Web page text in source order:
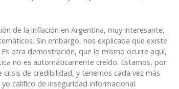
de la inflación en Argentina, muy interesante,
Sin embargo, nos explicaba que existe
otra demostración, que lo mismo ocurre aquí,
no es automáticamente creído. Estamos, por
de credibilidad, y tenemos cada vez más
califico de inseguridad informacional.